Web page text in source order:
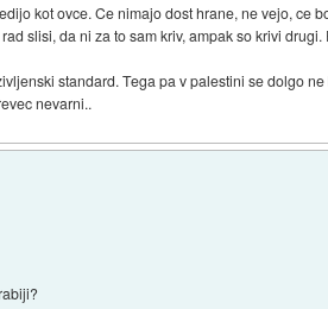
kot ovce. Ce nimajo dost hrane, ne vejo, ce
slisi, da ni za to sam kriv, ampak so krivi
standard. Tega pa v palestini se dolgo
nevarni..